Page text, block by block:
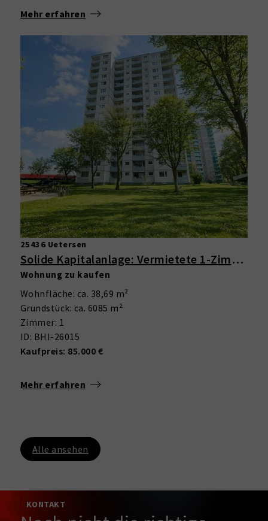
Mehr erfahren
25436 Uetersen
Solide Kapitalanlage: Vermietete 1-Zimmer-Wohnung mit Balkon in gepflegter Wohnanlage
Wohnung zu kaufen
Wohnfläche: ca. 38,69 m²
Grundstück: ca. 6085 m²
Zimmer: 1
ID: BHI-26015
Kaufpreis: 85.000 €
Mehr erfahren
Alle ansehen
KONTAKT